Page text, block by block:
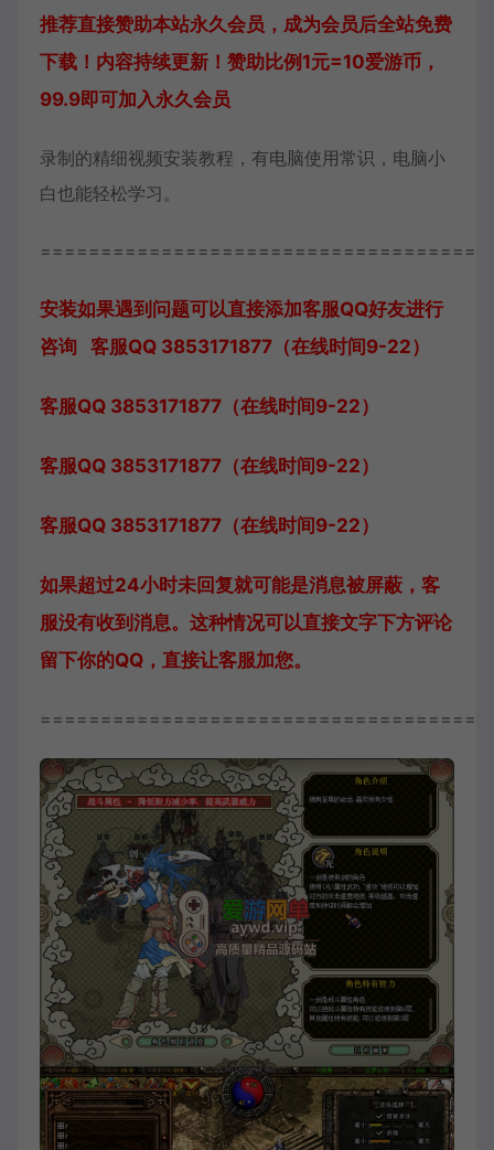
推荐直接赞助本站永久会员，成为会员后全站免费
下载！内容持续更新！赞助比例1元=10爱游币，
99.9即可加入永久会员
录制的精细视频安装教程，有电脑使用常识，电脑小
白也能轻松学习。
安装如果遇到问题可以直接添加客服QQ好友进行
咨询 客服QQ 3853171877（在线时间9-22）
客服QQ 3853171877（在线时间9-22）
客服QQ 3853171877（在线时间9-22）
客服QQ 3853171877（在线时间9-22）
如果超过24小时未回复就可能是消息被屏蔽，客
服没有收到消息。这种情况可以直接文字下方评论
留下你的QQ，直接让客服加您。